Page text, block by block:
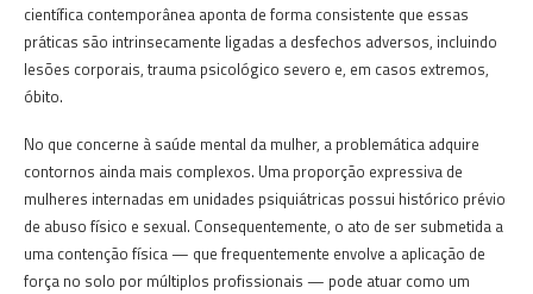
científica contemporânea aponta de forma consistente que essas
práticas são intrinsecamente ligadas a desfechos adversos, incluindo
lesões corporais, trauma psicológico severo e, em casos extremos,
óbito.
No que concerne à saúde mental da mulher, a problemática adquire
contornos ainda mais complexos. Uma proporção expressiva de
mulheres internadas em unidades psiquiátricas possui histórico prévio
de abuso físico e sexual. Consequentemente, o ato de ser submetida a
uma contenção física — que frequentemente envolve a aplicação de
força no solo por múltiplos profissionais — pode atuar como um